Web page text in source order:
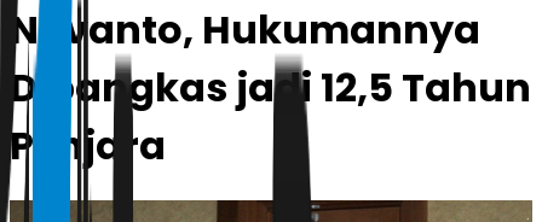
Novanto, Hukumannya
Dipangkas jadi 12,5 Tahun
Penjara